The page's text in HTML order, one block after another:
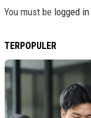
You must be logged in
TERPOPULER